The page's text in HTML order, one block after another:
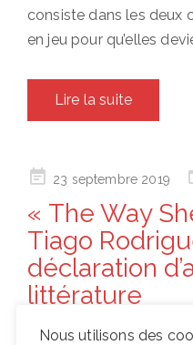
consiste dans les deux
en jeu pour qu’elles
Lire la suite
Posted23 septembre 2019
« The Way
Tiago
déclaration
littérature
Après
Nous utilisons des